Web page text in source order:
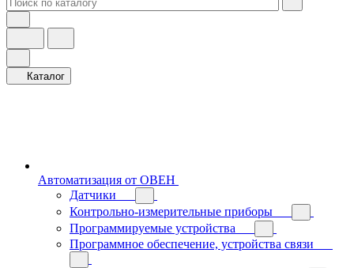
Каталог
Автоматизация от ОВЕН
Датчики
Контрольно-измерительные приборы
Программируемые устройства
Программное обеспечение, устройства связи